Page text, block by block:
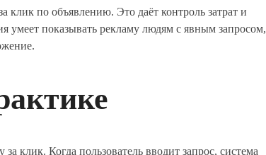
клик по объявлению. Это даёт контроль затрат и
умеет показывать рекламу людям с явным запросом,
клик. Когда пользователь вводит запрос, система